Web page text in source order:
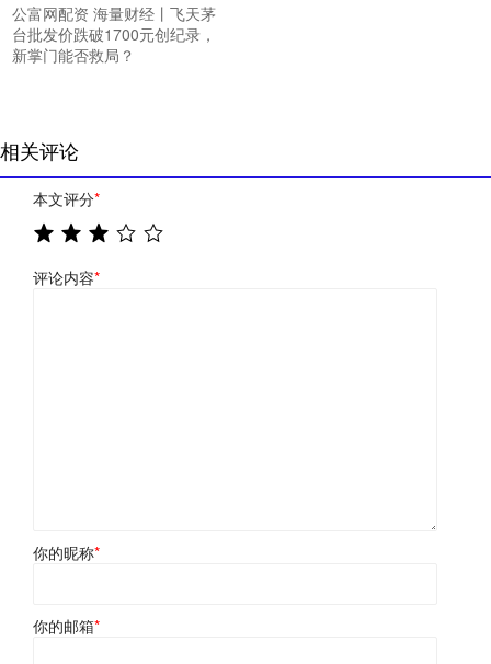
公富网配资 海量财经丨飞天茅
台批发价跌破1700元创纪录，
新掌门能否救局？
相关评论
本文评分*
评论内容*
你的昵称*
你的邮箱*